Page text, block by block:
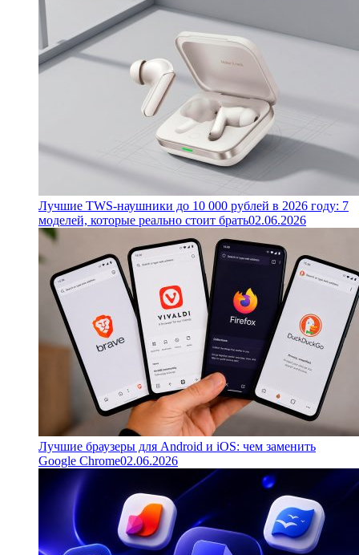
Лучшие TWS-наушники до 10 000 рублей в 2026 году: 7
моделей, которые реально стоит брать02.06.2026
Лучшие браузеры для Android и iOS: чем заменить
Google Chrome02.06.2026